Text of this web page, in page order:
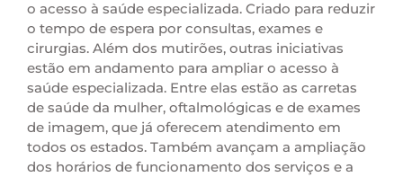
o acesso à saúde especializada. Criado para reduzir
o tempo de espera por consultas, exames e
cirurgias. Além dos mutirões, outras iniciativas
estão em andamento para ampliar o acesso à
saúde especializada. Entre elas estão as carretas
de saúde da mulher, oftalmológicas e de exames
de imagem, que já oferecem atendimento em
todos os estados. Também avançam a ampliação
dos horários de funcionamento dos serviços e a